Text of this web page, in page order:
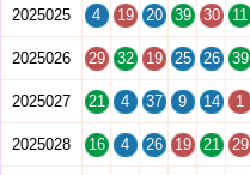
2025025 4 19 20 39 30 11
2025026 29 32 19 25 26 39
2025027 21 4 37 9 14 1
2025028 16 4 26 19 21 29